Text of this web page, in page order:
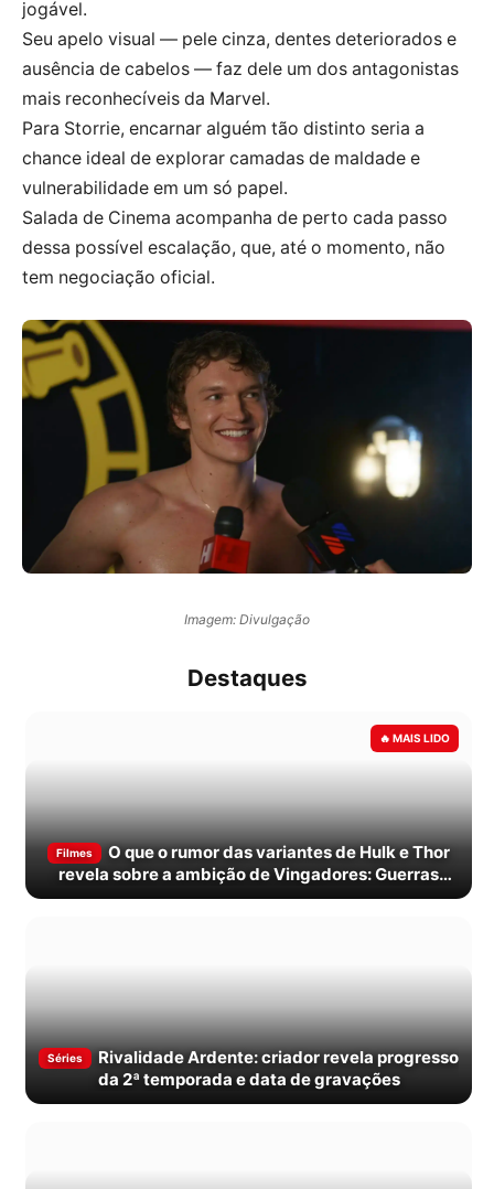
jogável.
Seu apelo visual — pele cinza, dentes deteriorados e
ausência de cabelos — faz dele um dos antagonistas
mais reconhecíveis da Marvel.
Para Storrie, encarnar alguém tão distinto seria a
chance ideal de explorar camadas de maldade e
vulnerabilidade em um só papel.
Salada de Cinema acompanha de perto cada passo
dessa possível escalação, que, até o momento, não
tem negociação oficial.
Imagem: Divulgação
Destaques
Filmes
O que o rumor das variantes de Hulk e Thor
revela sobre a ambição de Vingadores: Guerras
Secretas
Séries
Rivalidade Ardente: criador revela progresso
da 2ª temporada e data de gravações